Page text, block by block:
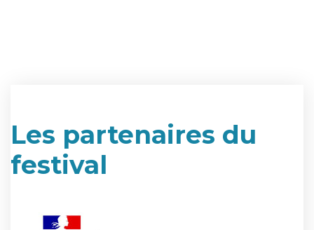
Les partenaires du
festival